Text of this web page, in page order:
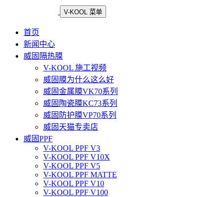
V-KOOL 菜单
首页
新闻中心
威固隔热膜
V-KOOL 施工视频
威固膜为什么这么好
威固金属膜VK70系列
威固陶瓷膜KC73系列
威固防护膜VP70系列
威固天猫专卖店
威固PPF
V-KOOL PPF V3
V-KOOL PPF V10X
V-KOOL PPF V5
V-KOOL PPF MATTE
V-KOOL PPF V10
V-KOOL PPF V100